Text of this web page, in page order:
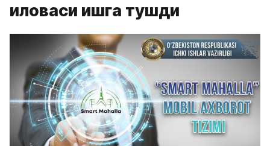
иловаси ишга тушди